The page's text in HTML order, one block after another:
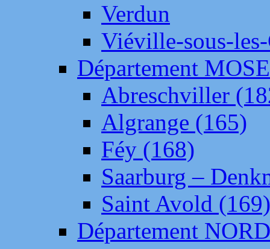
Verdun
Viéville-sous-
Département
Abreschviller
Algrange (165)
Féy (168)
Saarburg –
Saint Avold (169)
Département NORD